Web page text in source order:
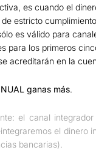
es cuando el
estricto
es válido para
para los primeros
acreditarán en la
ganas más.
el canal
el dinero
bancarias).